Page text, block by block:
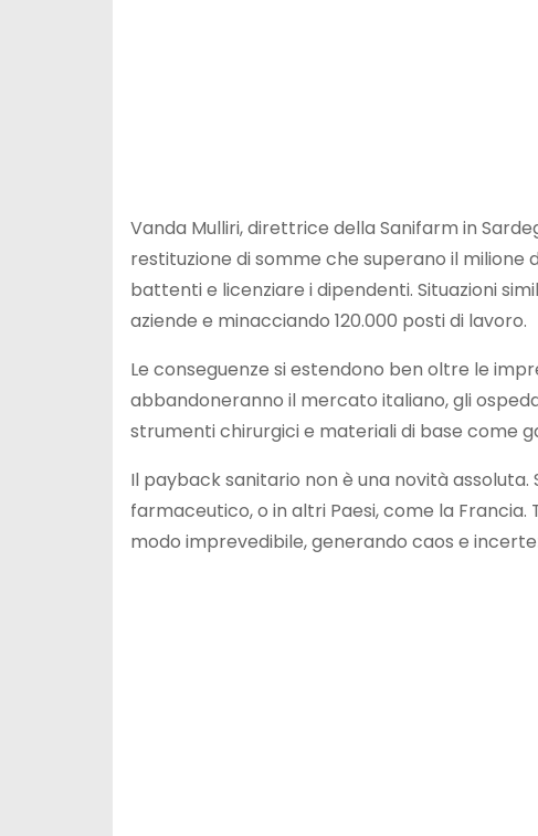
Vanda Mulliri, direttrice della Sanifarm in
restituzione di somme che superano il milione
battenti e licenziare i dipendenti. Situazioni
aziende e minacciando 120.000 posti di lavoro.
Le conseguenze si estendono ben oltre le
abbandoneranno il mercato italiano, gli
strumenti chirurgici e materiali di base come
Il payback sanitario non è una novità
farmaceutico, o in altri Paesi, come la
modo imprevedibile, generando caos e